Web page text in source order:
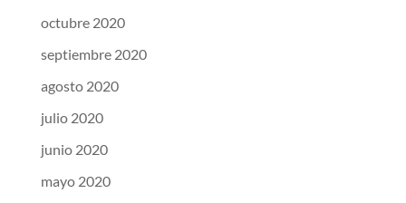
octubre 2020
septiembre 2020
agosto 2020
julio 2020
junio 2020
mayo 2020